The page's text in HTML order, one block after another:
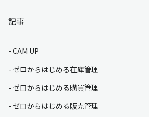
記事
CAM UP
ゼロからはじめる在庫管理
ゼロからはじめる購買管理
ゼロからはじめる販売管理